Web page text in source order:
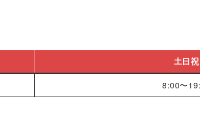
土日祝
8:00〜